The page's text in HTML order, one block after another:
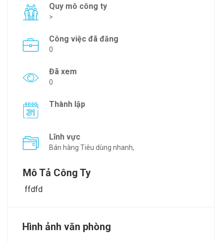
Quy mô công ty
>
Công việc đã đăng
0
Đã xem
0
Thành lập
Lĩnh vực
Bán hàng Tiêu dùng nhanh,
Mô Tả Công Ty
ffdfd
Hình ảnh văn phòng